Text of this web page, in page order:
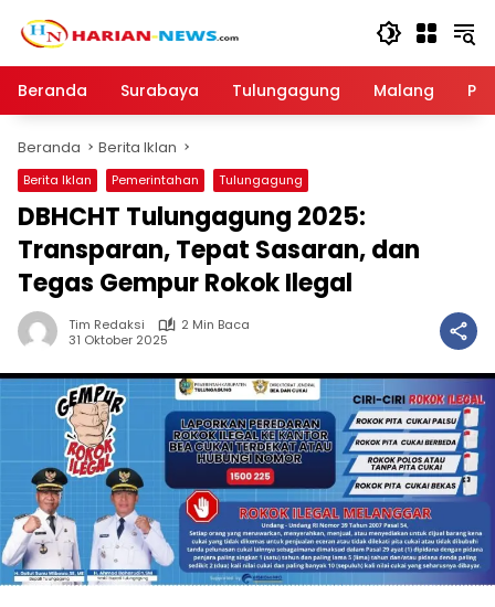
Beranda
Surabaya Tulungagung Malang
Beranda Berita Iklan
Berita Iklan Pemerintahan Tulungagung
DBHCHT Tulungagung 2025:
Transparan, Tepat Sasaran, dan
Tegas Gempur Rokok Ilegal
Tim Redaksi
2 Min Baca
31 Oktober 2025